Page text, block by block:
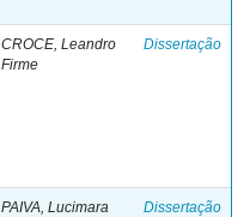
CROCE, Leandro
Firme
Dissertação
PAIVA, Lucimara
Dissertação